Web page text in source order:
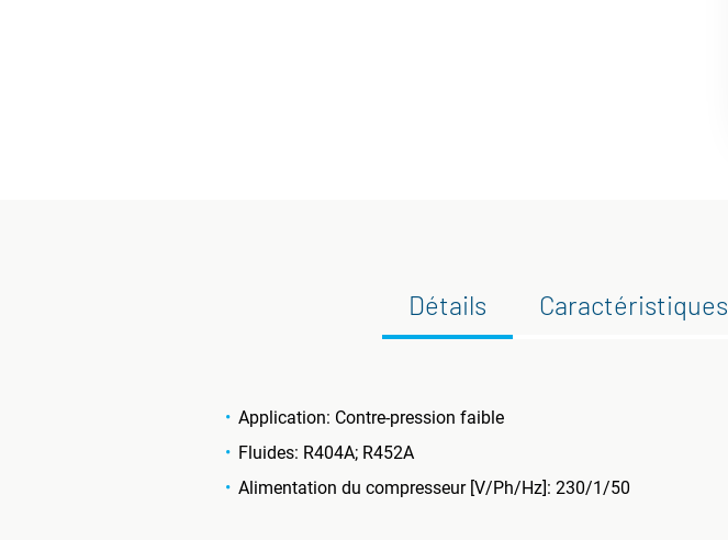
Détails Caractéristiques
Application: Contre-pression faible
Fluides: R404A; R452A
Alimentation du compresseur [V/Ph/Hz]: 230/1/50